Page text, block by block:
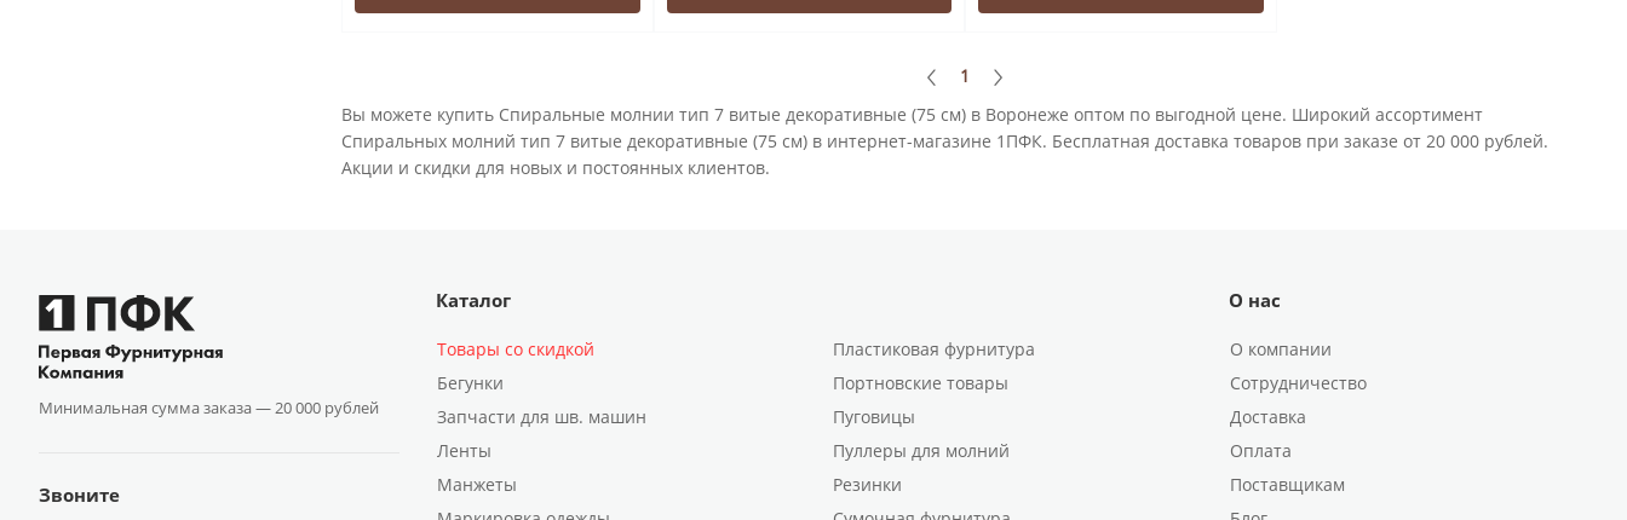
1
Вы можете купить Спиральные молнии тип 7 витые декоративные (75 см) в Воронеже оптом по выгодной цене. Широкий ассортимент
Спиральных молний тип 7 витые декоративные (75 см) в интернет-магазине 1ПФК. Бесплатная доставка товаров при заказе от 20 000 рублей.
Акции и скидки для новых и постоянных клиентов.
Минимальная сумма заказа —20 000 рублей
Звоните
Каталог
Товары со скидкой
Бегунки
Запчасти для шв. машин
Ленты
Манжеты
Пластиковая фурнитура
Портновские товары
Пуговицы
Пуллеры для молний
Резинки
О нас
О компании
Сотрудничество
Доставка
Оплата
Поставщикам